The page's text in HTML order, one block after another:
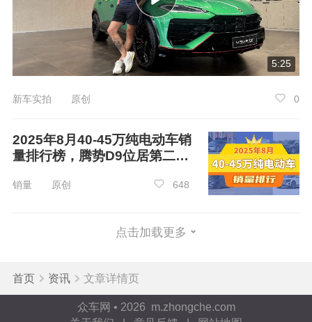
5:25
新车实拍 原创 0
2025年8月40-45万纯电动车销
量排行榜，腾势D9位居第二，
销量 原创 648
点击加载更多
首页 资讯 文章详情页
众车网 • 2026 m.zhongche.com